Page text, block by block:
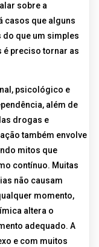
sobre a
casos que alguns
do que um simples
é preciso tornar as
psicológico e
além de
drogas e
também envolve
mitos que
contínuo. Muitas
não causam
momento,
altera o
adequado. A
e com muitos